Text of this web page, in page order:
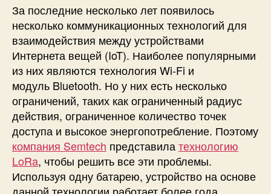
2
7
8
к
N
o
d
e
M
C
E
S
P
За последние несколько лет появилось
несколько коммуникационных технологий для
взаимодействия между устройствами
Интернета вещей (IoT). Наиболее популярными
из них являются технология Wi-Fi и
модуль Bluetooth. Но у них есть несколько
ограничений, таких как ограниченный радиус
действия, ограниченное количество точек
доступа и высокое энергопотребление. Поэтому
компания Semtech представилатехнологию
LoRa, чтобы решить все эти проблемы.
Используя одну батарею, устройство на основе